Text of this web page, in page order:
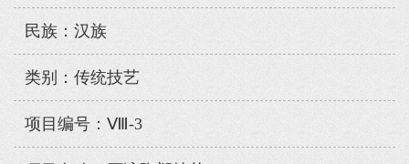
民族：汉族
类别：传统技艺
项目编号：Ⅷ-3